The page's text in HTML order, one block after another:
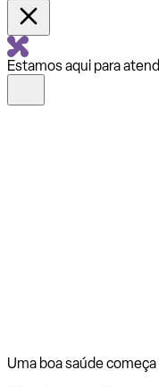
Estamos aqui para
Uma boa saúde